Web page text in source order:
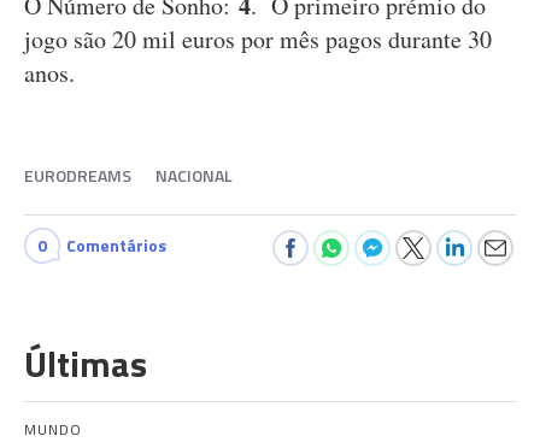
jogo são 20 mil euros por mês pagos durante 30
anos.
EURODREAMS NACIONAL
0 Comentários
Últimas
MUNDO